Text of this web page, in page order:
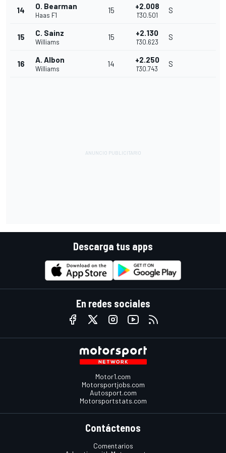
14 O. Bearman
Haas F1
15 +2.008
1'30.501
S
15 C. Sainz
Williams
15 +2.130
1'30.623
S
16 A. Albon
Williams
14 +2.250
1'30.743
S
Descarga tus apps
En redes sociales
Motor1.com
Motorsportjobs.com
Autosport.com
Motorsportstats.com
Contáctenos
Comentarios